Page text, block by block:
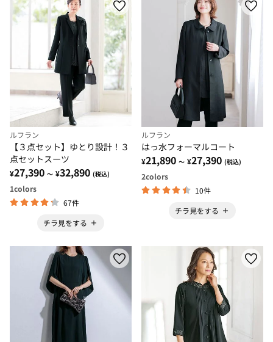
ルフラン
【３点セット】ゆとり設計！３
点セットスーツ
¥27,390 ～ ¥32,890 (税込)
1colors
67件
チラ見をする
ルフラン
はっ水フォーマルコート
¥21,890 ～ ¥27,390 (税込)
2colors
10件
チラ見をする